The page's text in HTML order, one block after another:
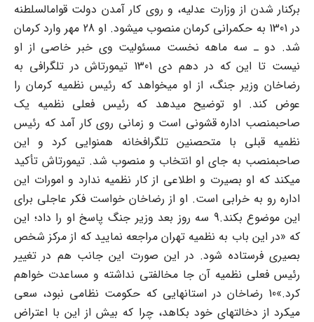
برکنار شدن از وزارت عدلیه، و روی کار آمدن دولت قوامالسلطنه
در 1301 به حکمرانی کرمان منصوب میشود. او 28 مهر وارد کرمان
شد. دو ـ سه ماهه نخست مسئولیت وی خبر خاصی از او
نیست تا این که در دهم دی 1301 تیمورتاش در تلگرافی به
رضاخان وزیر جنگ، از او میخواهد که رئیس نظمیه کرمان را
عوض کند. او توضیح میدهد که رئیس فعلی نظمیه یک
صاحبمنصب اداره قشونی است و زمانی روی کار آمد که رئیس
نظمیه قبلی با متحصنین تلگرافخانه همنوایی کرد و این
صاحبمنصب به جای او انتخاب و منصوب شد. تیمورتاش تأکید
میکند که او بصیرت و اطلاعی از کار نظمیه ندارد و امورات این
اداره رو به خرابی است. او از رضاخان خواست فکر عاجلی برای
این موضوع بکند.9 سه روز بعد وزیر جنگ پاسخ او را داد؛ این
که «در این باب به نظمیه تهران مراجعه نمایید که از مرکز شخص
بصیری فرستاده شود. در این صورت این جانب هم در تغییر
رئیس فعلی نظمیه آن جا مخالفتی نداشته و مساعدت خواهم
کرد.»10 رضاخان در استانهایی که حکومت نظامی نبود، سعی
میکرد از دخالتهای خود بکاهد، چرا که بیش از این با اعتراض